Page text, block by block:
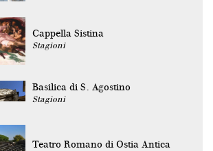
Cappella Sistina
Stagioni
Basilica di S. Agostino
Stagioni
Teatro Romano di Ostia Antica